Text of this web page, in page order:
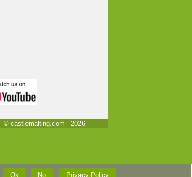
© castlemalting.com - 2026
Ok No Privacy Policy